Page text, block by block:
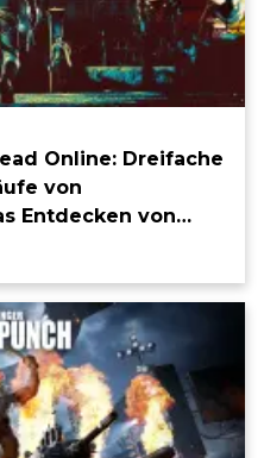
Online: Dreifache
von
Entdecken von
Missionen